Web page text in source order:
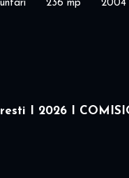
236 mp 2004
I 2026 I